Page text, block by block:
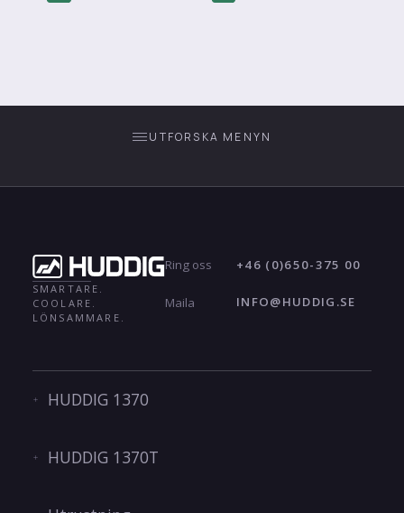
UTFORSKA MENYN
SMARTARE.
COOLARE.
LÖNSAMMARE.
Ring oss +46 (0)650-375 00
Maila INFO@HUDDIG.SE
HUDDIG 1370
HUDDIG 1370T